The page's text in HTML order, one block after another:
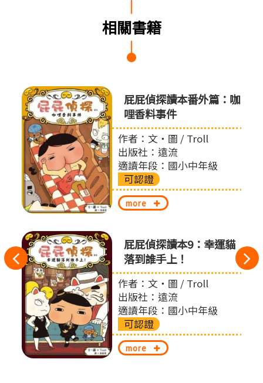
相關書籍
往
左
切
換
節
屁屁偵探讀本番外篇：咖
哩香料事件
作者：文‧圖 / Troll
出版社：遠流
適讀年段：國小中年級
可認證
more
屁屁偵探讀本9：幸運貓
落到誰手上！
作者：文‧圖 / Troll
出版社：遠流
適讀年段：國小中年級
可認證
more